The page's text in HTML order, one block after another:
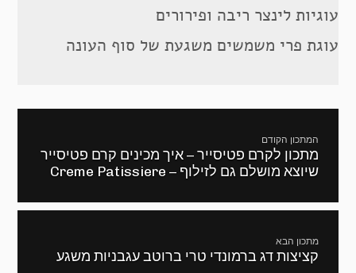
עוגיות לינצר ריבה ופירורים
עוגת פרי משמשים משגעת של סוף העונה
המתכון הקודם
מתכון
קודם:
מתכון לקרם פטיסייר – איך מכינים קרם פטיסייר
שיוצא מושלם גם לזילוף – Creme Patissiere
מתכון הבא
המתכון
קציצות דג ברמונדי טרי ברוטב עגבניות משגע